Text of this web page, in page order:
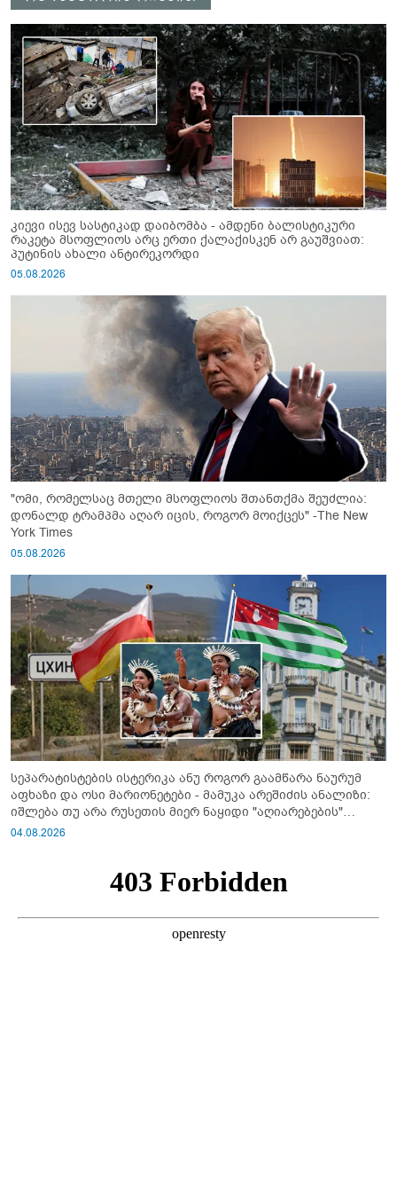
კიევი ისევ სასტიკად დაიბომბა - ამდენი ბალისტიკური
რაკეტა მსოფლიოს არც ერთი ქალაქისკენ არ გაუშვიათ:
პუტინის ახალი ანტირეკორდი
05.08.2026
"ომი, რომელსაც მთელი მსოფლიოს შთანთქმა შეუძლია:
დონალდ ტრამპმა აღარ იცის, როგორ მოიქცეს" -The New
York Times
05.08.2026
სეპარატისტების ისტერიკა ანუ როგორ გაამწარა ნაურუმ
აფხაზი და ოსი მარიონეტები - მამუკა არეშიძის ანალიზი:
იშლება თუ არა რუსეთის მიერ ნაყიდი "აღიარებების"
სისტემა?!
04.08.2026